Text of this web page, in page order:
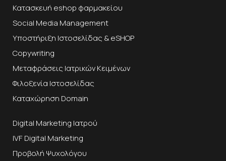
Κατασκευή eshop φαρμακείου
Social Media Management
Υποστήριξη Ιστοσελίδας & eSHOP
Copywriting
Μεταφράσεις Ιατρικών Κειμένων
Φιλοξενία Ιστοσελίδας
Καταχώρηση Domain
Digital Marketing Ιατρού
IVF Digital Marketing
Προβολή Ψυχολόγου